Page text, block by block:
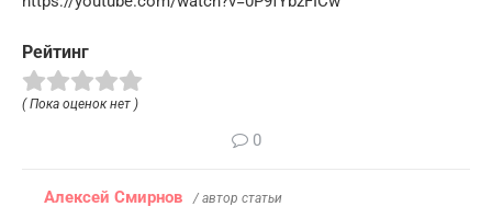
Рейтинг
( Пока оценок нет )
0
Алексей Смирнов / автор статьи